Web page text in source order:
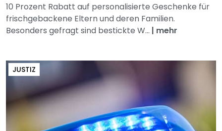
10 Prozent Rabatt auf personalisierte Geschenke für
frischgebackene Eltern und deren Familien.
Besonders gefragt sind bestickte W... | mehr
JUSTIZ